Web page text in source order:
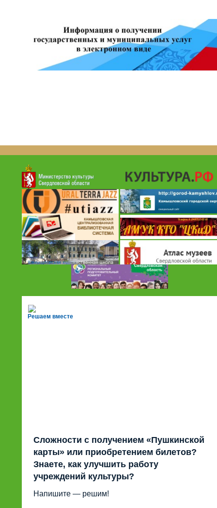
Решаем вместе
Сложности с получением «Пушкинской
карты» или приобретением билетов?
Знаете, как улучшить работу
учреждений культуры?
Напишите — решим!